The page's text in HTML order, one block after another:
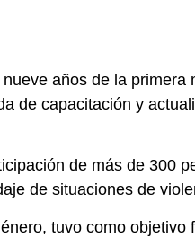
años de la
de capacitación y
de más de 300
de situaciones de
tuvo como